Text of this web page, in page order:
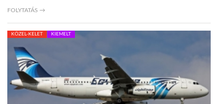
FOLYTATÁS →
KÖZEL-KELET KIEMELT